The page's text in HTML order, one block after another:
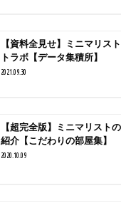
【資料全見せ】ミニマリス
トラボ【データ集積所】
2021.09.30
【超完全版】ミニマリスト
紹介【こだわりの部屋集】
2020.10.09